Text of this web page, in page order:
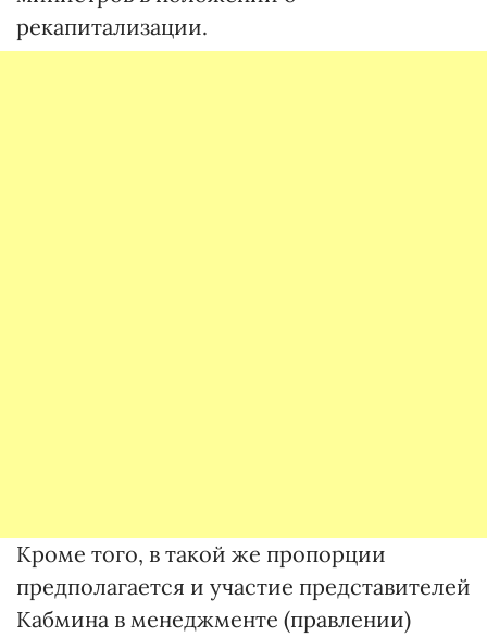
рекапитализации.
Кроме того, в такой же пропорции
предполагается и участие представителей
Кабмина в менеджменте (правлении)